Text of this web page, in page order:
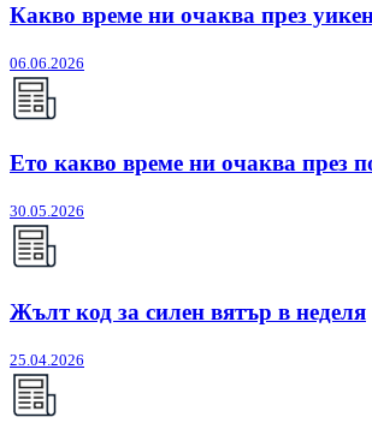
Какво време ни очаква през
06.06.2026
Ето какво време ни очаква през
30.05.2026
Жълт код за силен вятър в неделя
25.04.2026